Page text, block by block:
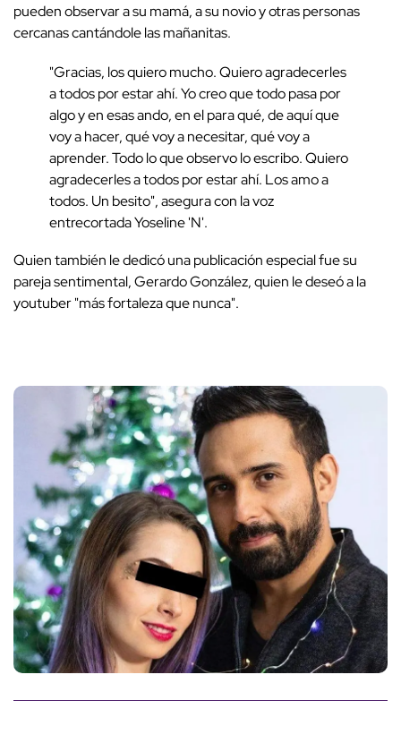
pueden observar a su mamá, a su novio y otras personas
cercanas cantándole las mañanitas.
"Gracias, los quiero mucho. Quiero agradecerles
a todos por estar ahí. Yo creo que todo pasa por
algo y en esas ando, en el para qué, de aquí que
voy a hacer, qué voy a necesitar, qué voy a
aprender. Todo lo que observo lo escribo. Quiero
agradecerles a todos por estar ahí. Los amo a
todos. Un besito", asegura con la voz
entrecortada Yoseline 'N'.
Quien también le dedicó una publicación especial fue su
pareja sentimental, Gerardo González, quien le deseó a la
youtuber "más fortaleza que nunca".